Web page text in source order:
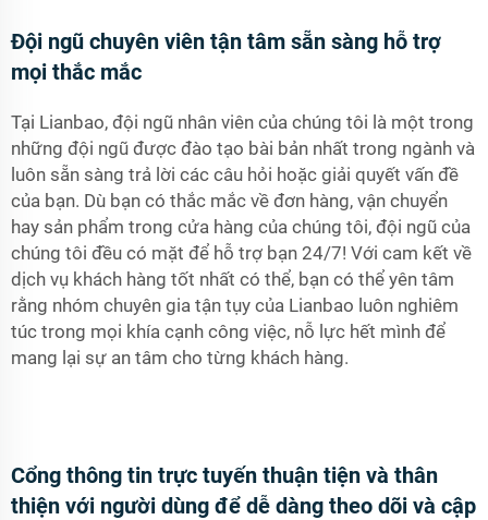
Đội ngũ chuyên viên tận tâm sẵn sàng hỗ trợ
mọi thắc mắc
Tại Lianbao, đội ngũ nhân viên của chúng tôi là một trong
những đội ngũ được đào tạo bài bản nhất trong ngành và
luôn sẵn sàng trả lời các câu hỏi hoặc giải quyết vấn đề
của bạn. Dù bạn có thắc mắc về đơn hàng, vận chuyển
hay sản phẩm trong cửa hàng của chúng tôi, đội ngũ của
chúng tôi đều có mặt để hỗ trợ bạn 24/7! Với cam kết về
dịch vụ khách hàng tốt nhất có thể, bạn có thể yên tâm
rằng nhóm chuyên gia tận tụy của Lianbao luôn nghiêm
túc trong mọi khía cạnh công việc, nỗ lực hết mình để
mang lại sự an tâm cho từng khách hàng.
Cổng thông tin trực tuyến thuận tiện và thân
thiện với người dùng để dễ dàng theo dõi và cập